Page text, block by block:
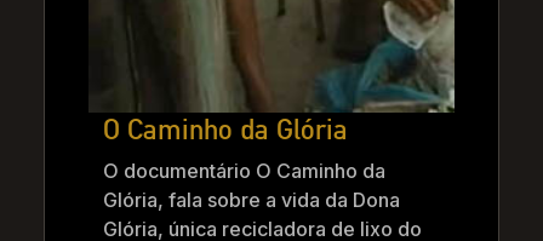
O Caminho da Glória
O documentário O Caminho da
Glória, fala sobre a vida da Dona
Glória, única recicladora de lixo do